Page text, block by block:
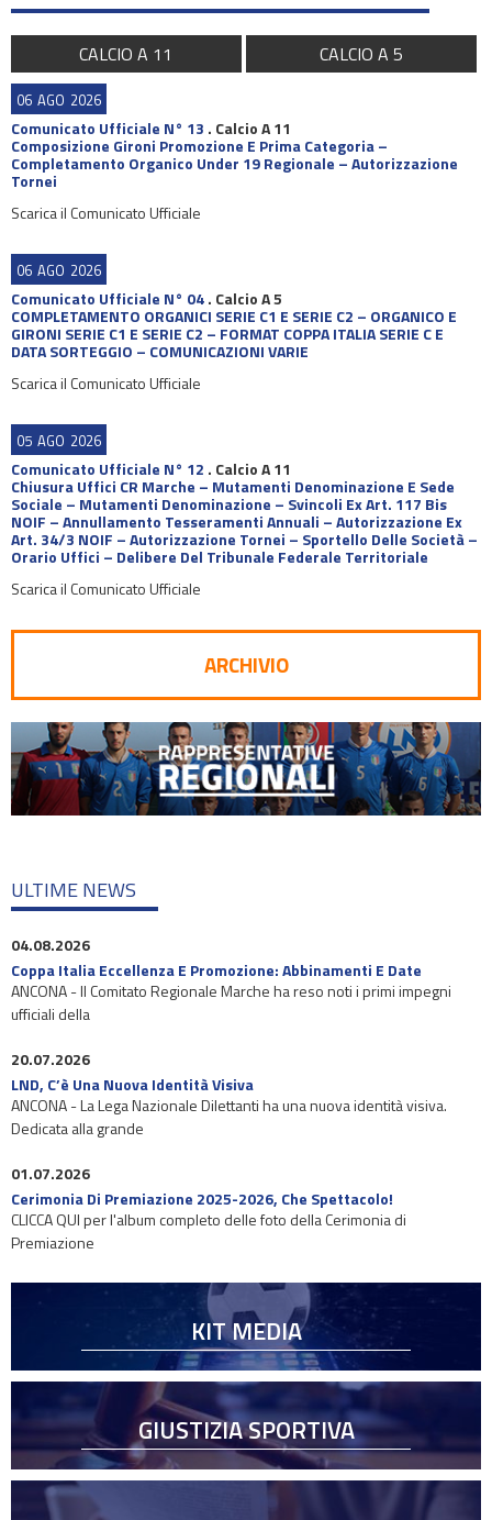
CALCIO A 11 CALCIO A 5
06 AGO 2026
Comunicato Ufficiale N° 13 . Calcio A 11
Composizione Gironi Promozione E Prima Categoria –
Completamento Organico Under 19 Regionale – Autorizzazione
Tornei
Scarica il Comunicato Ufficiale
06 AGO 2026
Comunicato Ufficiale N° 04. Calcio A 5
COMPLETAMENTO ORGANICI SERIE C1 E SERIE C2 – ORGANICO E
GIRONI SERIE C1 E SERIE C2 – FORMAT COPPA ITALIA SERIE C E
DATA SORTEGGIO – COMUNICAZIONI VARIE
Scarica il Comunicato Ufficiale
05 AGO 2026
Comunicato Ufficiale N° 12 . Calcio A 11
Chiusura Uffici CR Marche – Mutamenti Denominazione E Sede
Sociale – Mutamenti Denominazione – Svincoli Ex Art. 117 Bis
NOIF – Annullamento Tesseramenti Annuali – Autorizzazione Ex
Art. 34/3 NOIF – Autorizzazione Tornei – Sportello Delle Società –
Orario Uffici – Delibere Del Tribunale Federale Territoriale
Scarica il Comunicato Ufficiale
ARCHIVIO
ULTIME NEWS
04.08.2026
Coppa Italia Eccellenza E Promozione: Abbinamenti E Date
ANCONA - Il Comitato Regionale Marche ha reso noti i primi impegni
ufficiali della
20.07.2026
LND, C’è Una Nuova Identità Visiva
ANCONA - La Lega Nazionale Dilettanti ha una nuova identità visiva.
Dedicata alla grande
01.07.2026
Cerimonia Di Premiazione 2025-2026, Che Spettacolo!
CLICCA QUI per l'album completo delle foto della Cerimonia di
Premiazione
KIT MEDIA
GIUSTIZIA SPORTIVA